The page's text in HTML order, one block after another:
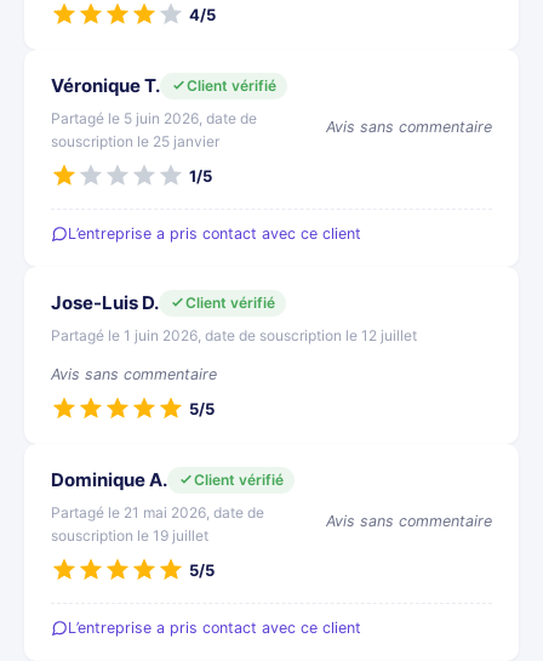
4/5
Véronique T.
Client vérifié
Partagé le 5 juin 2026, date de
souscription le 25 janvier
Avis sans commentaire
1/5
L’entreprise a pris contact avec ce client
Jose-Luis D.
Client vérifié
Partagé le 1 juin 2026, date de souscription le 12 juillet
Avis sans commentaire
5/5
Dominique A.
Client vérifié
Partagé le 21 mai 2026, date de
souscription le 19 juillet
Avis sans commentaire
5/5
L’entreprise a pris contact avec ce client